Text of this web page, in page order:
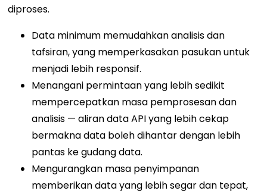
diproses.
Data minimum memudahkan analisis dan
tafsiran, yang memperkasakan pasukan untuk
menjadi lebih responsif.
Menangani permintaan yang lebih sedikit
mempercepatkan masa pemprosesan dan
analisis — aliran data API yang lebih cekap
bermakna data boleh dihantar dengan lebih
pantas ke gudang data.
Mengurangkan masa penyimpanan
memberikan data yang lebih segar dan tepat,